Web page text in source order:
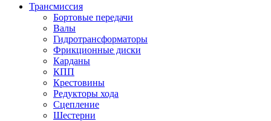
Трансмиссия
Бортовые передачи
Валы
Гидротрансформаторы
Фрикционные диски
Карданы
КПП
Крестовины
Редукторы хода
Сцепление
Шестерни